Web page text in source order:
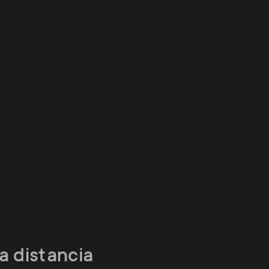
distancia